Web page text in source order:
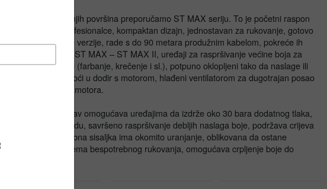
Za bojanje unutarnjih površina preporučamo ST MAX seriju. To je početni raspon
raspršivača za profesionalce, kompaktan dizajn, jednostavan za rukovanje, gotovo
4 kg lakši od ranije verzije, rade s do 90 metara produžnim kabelom, pokreće ih
monofazna struja. ST MAX – ST MAX II, uređaji za raspršivanje većine boja za
unutarnje površine (farbanje, krečenje i sl.), potpuno oklopljeni tako da naslage ili
prašina nemogu doći u dodir s motorom, hlađeni ventilatorom za dugotrajan posao
i dug vijek trajanja motora.
SmartControl sustav omogućava uređajima da izdrže oko 30 bara dodatnog tlaka,
bolju završnu obradu, savršeno raspršivanje debljih naslaga boje, podržava crijeva
većih duljina. Nagibna sisaljka ima okomito uranjanje, oblikovana da ostane
okomito u kanti, nema bespotrebnog rukovanja, omogućava crpljenje boje do